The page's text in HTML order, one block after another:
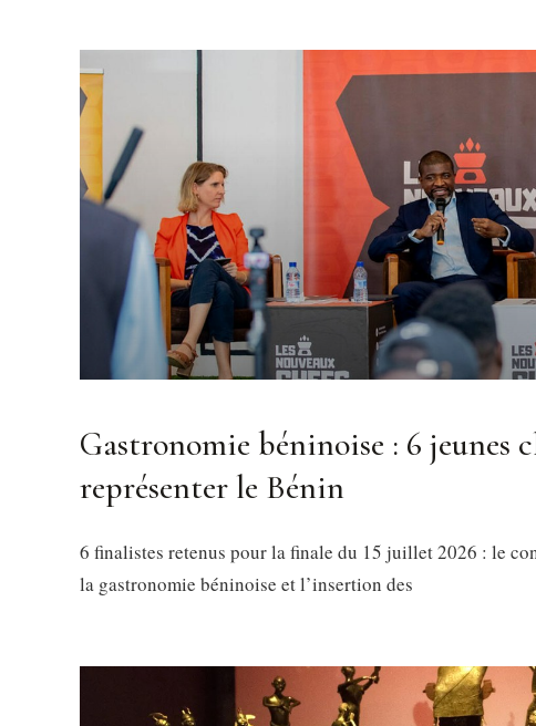
Gastronomie béninoise : 6 jeunes
représenter le Bénin
6 finalistes retenus pour la finale du 15 juillet 2026 : le
la gastronomie béninoise et l’insertion des